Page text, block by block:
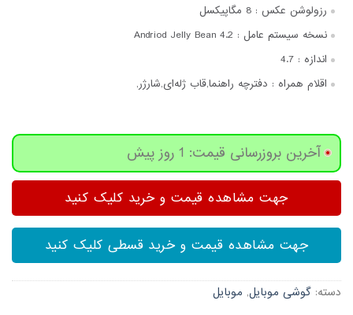
رزولوشن عکس : 8 مگاپیکسل
نسخه سیستم عامل : Andriod Jelly Bean 4.2
اندازه : 4.7
اقلام همراه : دفترچه‌ راهنما,قاب ژله‌ای,شارژر,
آخرین بروزرسانی قیمت: 1 روز پیش
جهت مشاهده قیمت و خرید کلیک کنید
جهت مشاهده قیمت و خرید قسطی کلیک کنید
دسته: گوشی موبایل, موبایل